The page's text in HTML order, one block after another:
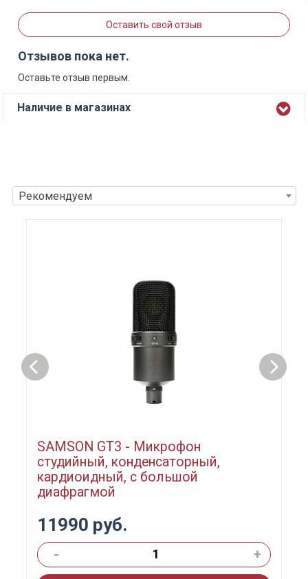
Оставить свой отзыв
Отзывов пока нет.
Оставьте отзыв первым.
Наличие в магазинах
Рекомендуем
SAMSON GT3 - Микрофон
студийный, конденсаторный,
кардиоидный, с большой
диафрагмой
11990 руб.
-
+